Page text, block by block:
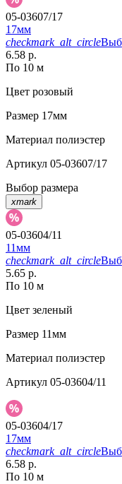
05-03607/17
17мм
checkmark_alt_circle
6.58 р.
По 10 м
Цвет розовый
Размер 17мм
Материал полиэстер
Артикул 05-03607/17
Выбор размера
xmark
05-03604/11
11мм
checkmark_alt_circle
5.65 р.
По 10 м
Цвет зеленый
Размер 11мм
Материал полиэстер
Артикул 05-03604/11
05-03604/17
17мм
checkmark_alt_circle
6.58 р.
По 10 м